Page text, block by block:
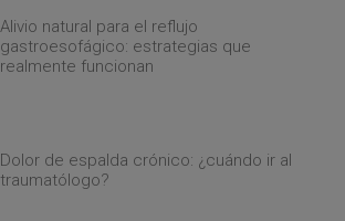
Alivio natural para el reflujo
gastroesofágico: estrategias que
realmente funcionan
Dolor de espalda crónico: ¿cuándo ir al
traumatólogo?